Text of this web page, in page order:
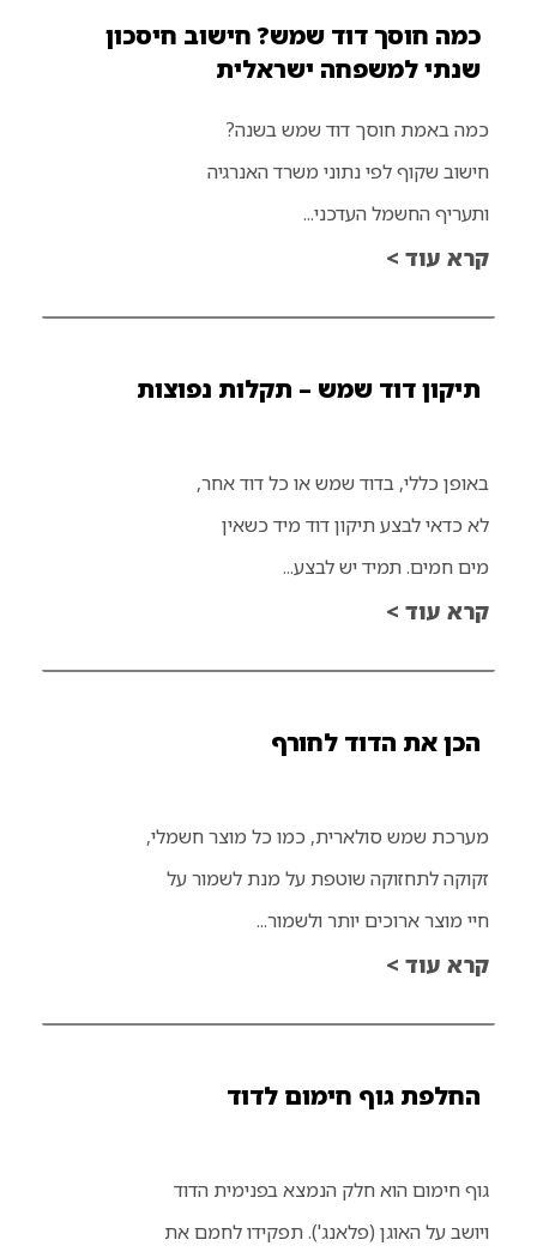
כמה חוסך דוד שמש? חישוב חיסכון
שנתי למשפחה ישראלית
כמה באמת חוסך דוד שמש בשנה?
חישוב שקוף לפי נתוני משרד האנרגיה
ותעריף החשמל העדכני...
קרא עוד >
תיקון דוד שמש – תקלות נפוצות
באופן כללי, בדוד שמש או כל דוד אחר,
לא כדאי לבצע תיקון דוד מיד כשאין
מים חמים. תמיד יש לבצע...
קרא עוד >
הכן את הדוד לחורף
מערכת שמש סולארית, כמו כל מוצר חשמלי,
זקוקה לתחזוקה שוטפת על מנת לשמור על
חיי מוצר ארוכים יותר ולשמור...
קרא עוד >
החלפת גוף חימום לדוד
גוף חימום הוא חלק הנמצא בפנימית הדוד
ויושב על האוגן (פלאנג'). תפקידו לחמם את